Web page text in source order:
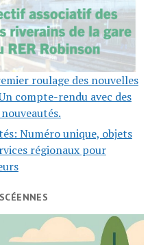
roulage des nouvelles
compte-rendu avec des
Numéro unique, objets
régionaux pour